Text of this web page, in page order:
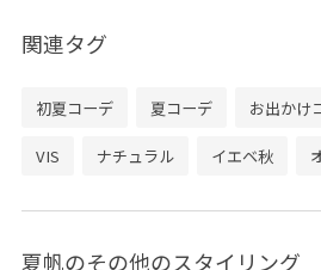
関連タグ
初夏コーデ 夏コーデ お出かけ
VIS ナチュラル イエベ秋
夏帆のその他のスタイリング